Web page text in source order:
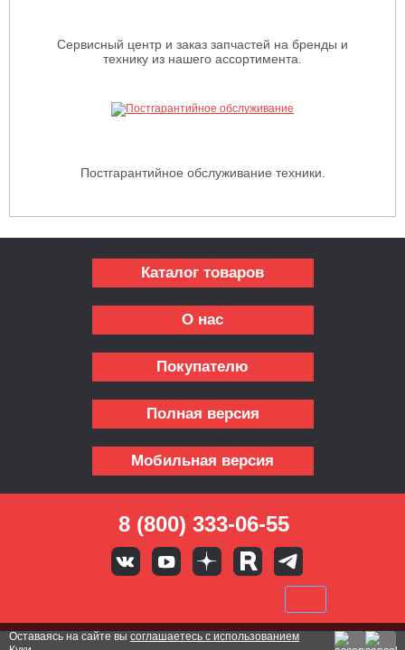
Сервисный центр и заказ запчастей на бренды и
технику из нашего ассортимента.
Постгарантийное обслуживание техники.
Каталог товаров
О нас
Покупателю
Полная версия
Мобильная версия
8 (800) 333-06-55
Оставаясь на сайте вы соглашаетесь с использованием